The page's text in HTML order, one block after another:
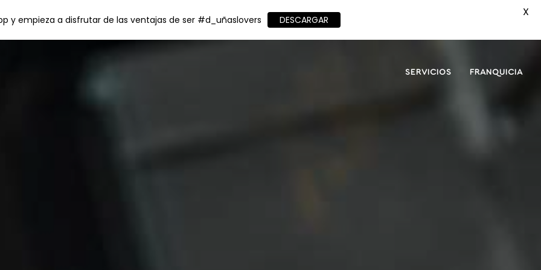
SERVICIOS FRANQUICIA
y empieza a disfrutar de las ventajas de ser #d_uñaslovers DESCARGAR
X